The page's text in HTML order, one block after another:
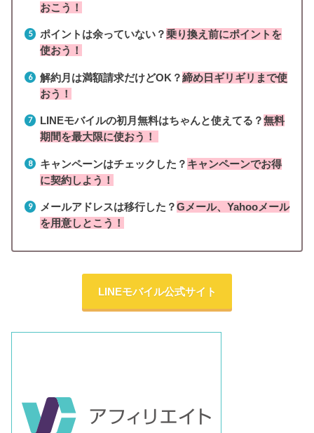
おこう！
ポイントは余っていない？乗り換え前にポイントを
使おう！
解約月は満額請求だけどOK？締め日ギリギリまで使
おう！
LINEモバイルの初月無料はちゃんと使えてる？無料
期間を最大限に使おう！
キャンペーンはチェックした？ キャンペーンでお得
に契約しよう！
メールアドレスは移行した？Gメール、Yahooメール
を用意しとこう！
LINEモバイル公式サイト